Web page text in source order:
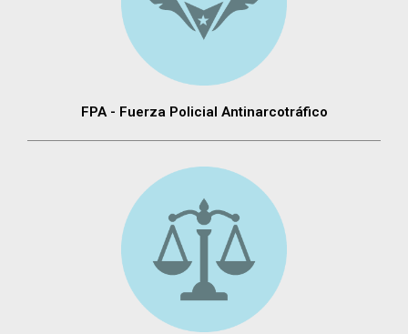
FPA - Fuerza Policial Antinarcotráfico